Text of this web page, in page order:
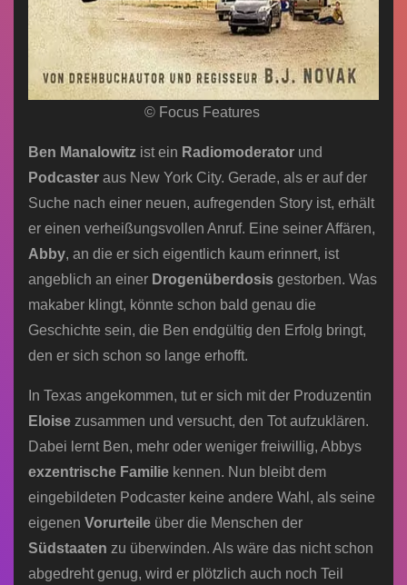
© Focus Features
Ben Manalowitz ist ein Radiomoderator und
Podcaster aus New York City. Gerade, als er auf der
Suche nach einer neuen, aufregenden Story ist, erhält
er einen verheißungsvollen Anruf. Eine seiner Affären,
Abby, an die er sich eigentlich kaum erinnert, ist
angeblich an einer Drogenüberdosis gestorben. Was
makaber klingt, könnte schon bald genau die
Geschichte sein, die Ben endgültig den Erfolg bringt,
den er sich schon so lange erhofft.
In Texas angekommen, tut er sich mit der Produzentin
Eloise zusammen und versucht, den Tot aufzuklären.
Dabei lernt Ben, mehr oder weniger freiwillig, Abbys
exzentrische Familie kennen. Nun bleibt dem
eingebildeten Podcaster keine andere Wahl, als seine
eigenen Vorurteile über die Menschen der
Südstaaten zu überwinden. Als wäre das nicht schon
abgedreht genug, wird er plötzlich auch noch Teil